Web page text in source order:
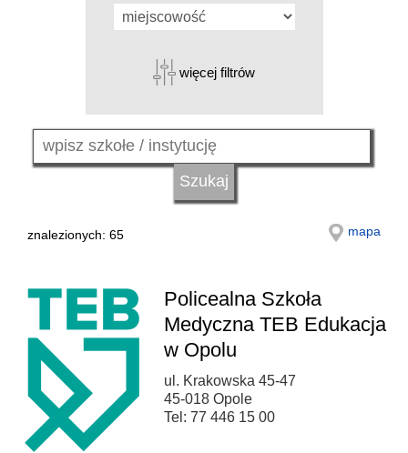
więcej filtrów
znalezionych: 65 mapa
Policealna Szkoła
Medyczna TEB Edukacja
w Opolu
ul. Krakowska 45-47
45-018 Opole
Tel: 77 446 15 00